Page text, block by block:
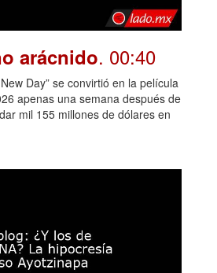
arácnido. 00:40
Day” se convirtió en la película
apenas una semana después de
mil 155 millones de dólares en